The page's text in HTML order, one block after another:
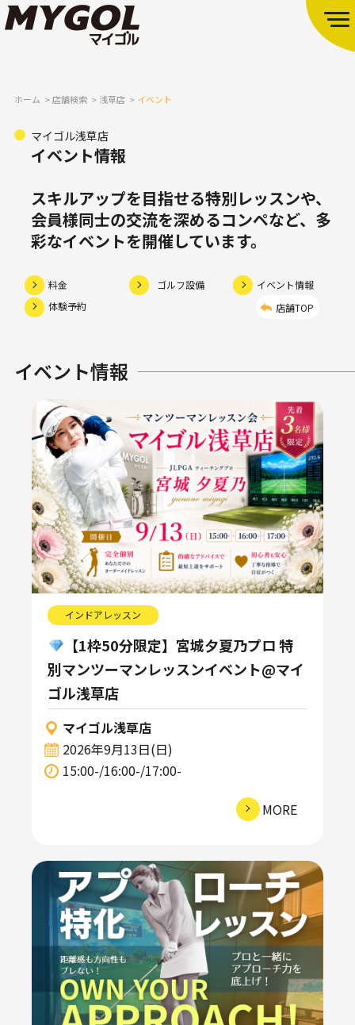
ホーム 店舗検索 浅草店 イベント
マイゴル浅草店
イベント情報
スキルアップを目指せる特別レッスンや、
会員様同士の交流を深めるコンペなど、多
彩なイベントを開催しています。
料金 ゴルフ設備
イベント情報
体験予約
店舗TOP
イベント情報
インドアレッスン
【1枠50分限定】宮城夕夏乃プロ 特
別マンツーマンレッスンイベント@マイ
ゴル浅草店
マイゴル浅草店
2026年9月13日(日)
15:00-/16:00-/17:00-
MORE